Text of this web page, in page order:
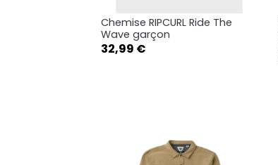
 Aperçu rapide
1-2ans
Chemise RIPCURL Ride The
Wave garçon
Prix
32,99 €